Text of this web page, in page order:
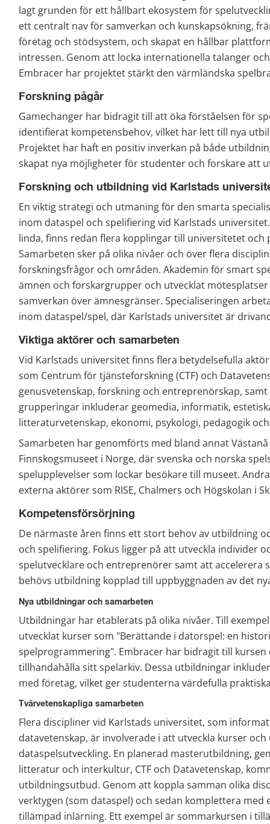
lagt grunden för ett hållbart ekosystem för
ett centralt nav för samverkan och kunskapsökning,
företag och stödsystem, och skapat en hållbar
intressen. Genom att locka internationella talanger
Embracer har projektet stärkt den värmländska
Forskning pågår
Gamechanger har bidragit till att öka förståelsen för
identifierat kompetensbehov, vilket har lett till nya
Projektet har haft en positiv inverkan på både
skapat nya möjligheter för studenter och forskare att
Forskning och utbildning vid Karlstads
En viktig strategi och utmaning för den smarta
inom dataspel och spelifiering vid Karlstads
linda, finns redan flera kopplingar till universitetet och
Samarbeten sker på olika nivåer och över flera
forskningsfrågor och områden. Akademin för smart
ämnen och forskargrupper och utvecklat
samverkan över ämnesgränser. Specialiseringen
inom dataspel/spel, där Karlstads universitet är
Viktiga aktörer och samarbeten
Vid Karlstads universitet finns flera betydelsefulla
som Centrum för tjänsteforskning (CTF) och
genusvetenskap, forskning och entreprenörskap,
grupperingar inkluderar geomedia, informatik,
litteraturvetenskap, ekonomi, psykologi, pedagogik
Samarbeten har genomförts med bland annat
Finnskogsmuseet i Norge, där svenska och norska
spelupplevelser som lockar besökare till museet.
externa aktörer som RISE, Chalmers och Högskolan i
Kompetensförsörjning
De närmaste åren finns ett stort behov av utbildning
och spelifiering. Fokus ligger på att utveckla individer
spelutvecklare och entreprenörer samt att accelerera
behövs utbildning kopplad till uppbyggnaden av det
Nya utbildningar och samarbeten
Utbildningar har etablerats på olika nivåer. Till
utvecklat kurser som "Berättande i datorspel: en
spelprogrammering". Embracer har bidragit till
tillhandahålla sitt spelarkiv. Dessa utbildningar
med företag, vilket ger studenterna värdefulla
Tvärvetenskapliga samarbeten
Flera discipliner vid Karlstads universitet, som
datavetenskap, är involverade i att utveckla kurser
dataspelsutveckling. En planerad masterutbildning,
litteratur och interkultur, CTF och Datavetenskap,
utbildningsutbud. Genom att koppla samman olika
verktygen (som dataspel) och sedan komplettera med
tillämpad inlärning. Ett exempel är sommarkursen i